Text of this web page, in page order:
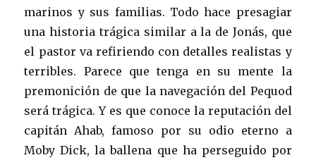
marinos y sus familias. Todo hace presagiar
una historia trágica similar a la de Jonás, que
el pastor va refiriendo con detalles realistas y
terribles. Parece que tenga en su mente la
premonición de que la navegación del Pequod
será trágica. Y es que conoce la reputación del
capitán Ahab, famoso por su odio eterno a
Moby Dick, la ballena que ha perseguido por